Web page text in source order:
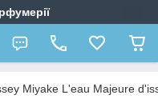
Miyake L'eau Majeure